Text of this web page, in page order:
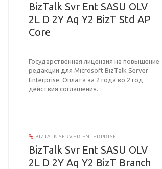
BizTalk Svr Ent SASU OLV
2L D 2Y Aq Y2 BizT Std AP
Core
Государственная лицензия на повышение
редакции для Microsoft BizTalk Server
Enterprise. Оплата за 2 года во 2 год
действия соглашения.
BIZTALK SERVER ENTERPRISE
BizTalk Svr Ent SASU OLV
2L D 2Y Aq Y2 BizT Branch